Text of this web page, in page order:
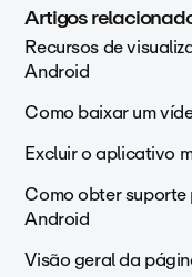
Artigos
Recursos de
Android
Como baixar um
Excluir o aplicativo
Como obter
Android
Visão geral da